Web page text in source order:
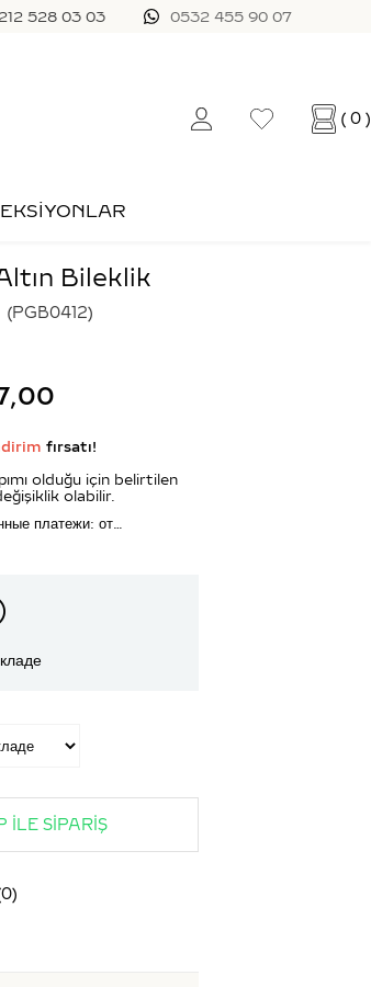
528 03 03 0532 455 90 07
0
Bileklik
(PGB0412)
fırsatı!
olduğu için belirtilen
olabilir.
платежи: от…
İLE SİPARİŞ